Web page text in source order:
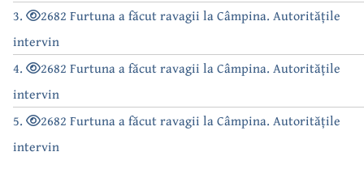
3.
2682 Furtuna a făcut ravagii la Câmpina. Autoritățile
intervin
4.
2682 Furtuna a făcut ravagii la Câmpina. Autoritățile
intervin
5.
2682 Furtuna a făcut ravagii la Câmpina. Autoritățile
intervin